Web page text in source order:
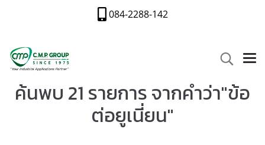
084-2288-142
ค้นพบ 21 รายการ จากคำว่า"ข้อ
ต่อยูเนี่ยน"